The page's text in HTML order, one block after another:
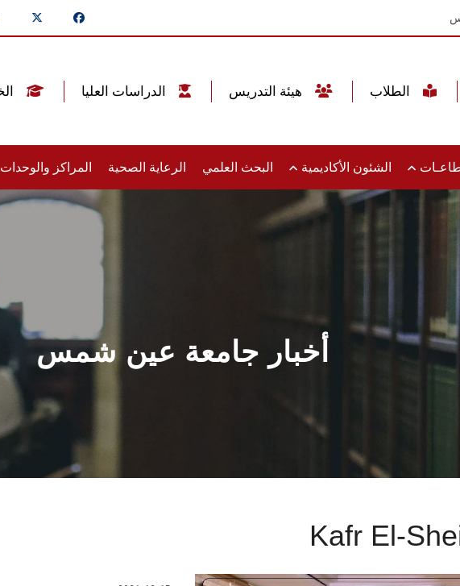
الشئون الأكاديمية البحث العلمي الرعاية الصحية المراكز والوحدات
أخبار جامعة عين شمس
Kafr El-